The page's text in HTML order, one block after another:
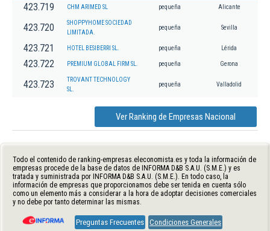
423.719 CHM ARIMED SL pequeña Alicante
423.720
SHOPPYHOME SOCIEDAD
LIMITADA.
pequeña Sevilla
423.721 HOTEL BESIBERRI SL. pequeña Lérida
423.722 PREMIUM GLOBAL FIRM SL. pequeña Gerona
423.723
TROVANT TECHNOLOGY
SL.
pequeña Valladolid
Ver Ranking de Empresas Nacional
Todo el contenido de ranking-empresas.eleconomista.es y toda la información de
empresas procede de la base de datos de INFORMA D&B S.A.U. (S.M.E.) y es
tratada y suministrada por INFORMA D&B S.A.U. (S.M.E.). En todo caso, la
información de empresas que proporcionamos debe ser tenida en cuenta sólo
como un elemento más a considerar a la hora de adoptar decisiones comerciales
y no debe por tanto determinar las mismas.
Preguntas Frecuentes Condiciones Generales